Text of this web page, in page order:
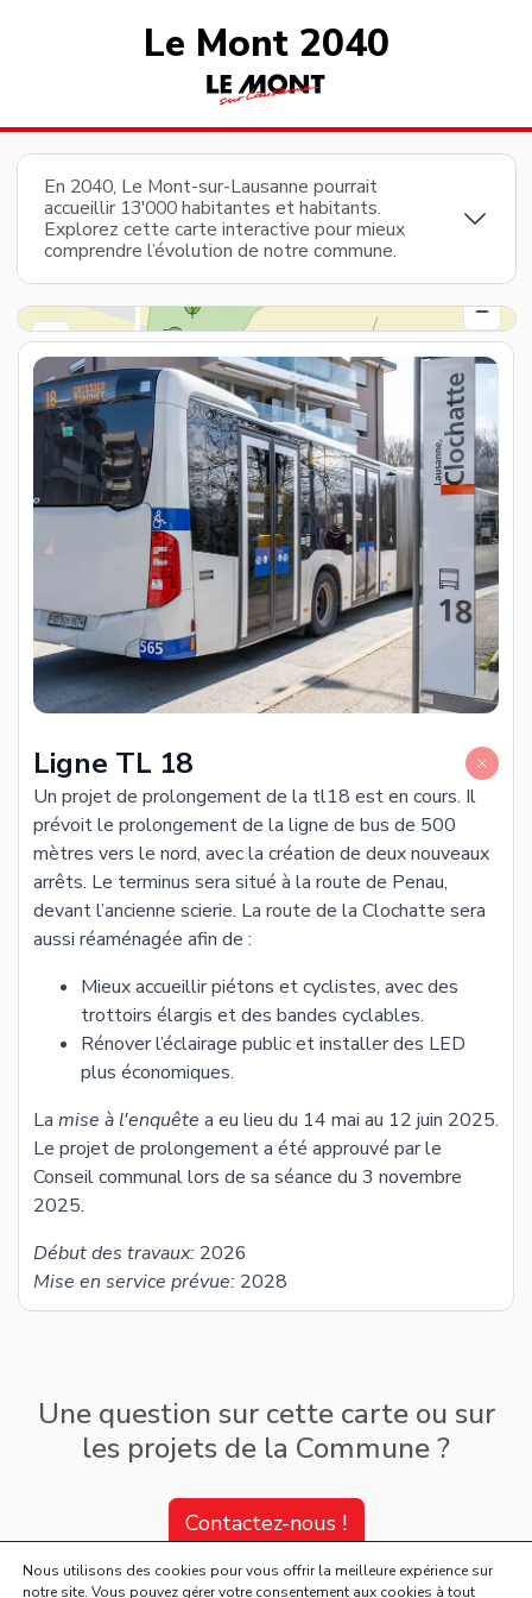
Le Mont 2040
En 2040, Le Mont-sur-Lausanne pourrait
accueillir 13'000 habitantes et habitants.
Explorez cette carte interactive pour mieux
comprendre l’évolution de notre commune.
Une question sur cette carte ou sur
les projets de la Commune ?
Contactez-nous !
Nous utilisons des cookies pour vous offrir la meilleure expérience sur
notre site. Vous pouvez gérer votre consentement aux cookies à tout